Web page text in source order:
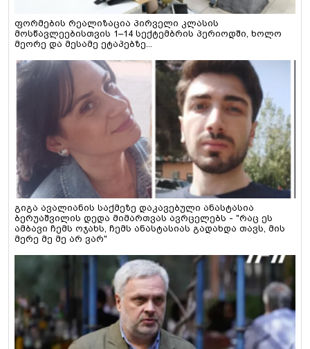
ფორმების რეალიზაცია პირველი კლასის
მოსწავლეებისთვის 1–14 სექტემბრის პერიოდში, ხოლო
მეორე და მესამე ეტაპებზე...
გიგა ავალიანის საქმეზე დაკავებული ანასტასია
ბერუაშვილის დედა მიმართვას ავრცელებს - "რაც ეს
ამბავი ჩემს ოჯახს, ჩემს ანასტასიას გადახდა თავს, მის
მერე მე მე არ ვარ"